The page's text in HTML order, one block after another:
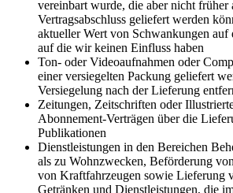
vereinbart wurde, die aber nicht früher
Vertragsabschluss geliefert werden
aktueller Wert von Schwankungen auf
auf die wir keinen Einfluss haben
Ton- oder Videoaufnahmen oder
einer versiegelten Packung geliefert
Versiegelung nach der Lieferung
Zeitungen, Zeitschriften oder
Abonnement-Verträgen über die
Publikationen
Dienstleistungen in den Bereichen
als zu Wohnzwecken, Beförderung
von Kraftfahrzeugen sowie Lieferung
Getränken und Dienstleistungen, die